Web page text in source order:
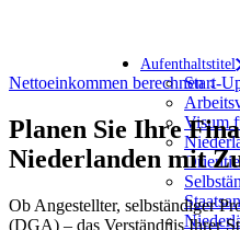
Aufenthaltstitel
Start-
Visum
Nettoeinkommen berechnen ↓
Planen Sie Ihre
Niederlanden mit
Ob Angestellter, selbständiger
(DGA) – das Verständnis Ihrer